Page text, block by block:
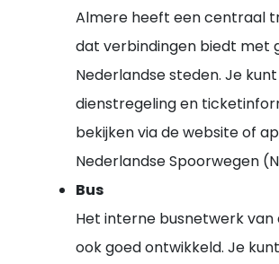
Almere heeft een centraal
dat verbindingen biedt met
Nederlandse steden. Je
dienstregeling en
bekijken via de website of
Nederlandse Spoorwegen
Bus
Het interne busnetwerk van
ook goed ontwikkeld. Je